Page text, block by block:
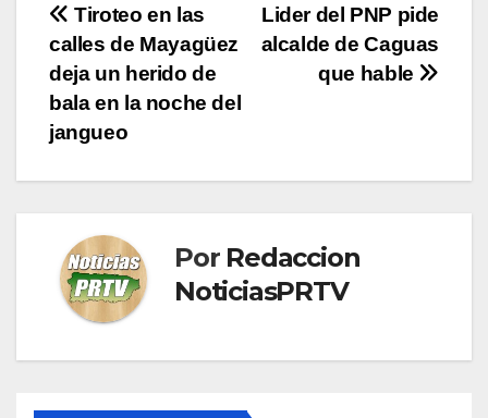
Navegación
de
entradas
Lider del PNP pide
alcalde de Caguas
que hable
Tiroteo en las
calles de Mayagüez
deja un herido de
bala en la noche del
jangueo
Por Redaccion
NoticiasPRTV